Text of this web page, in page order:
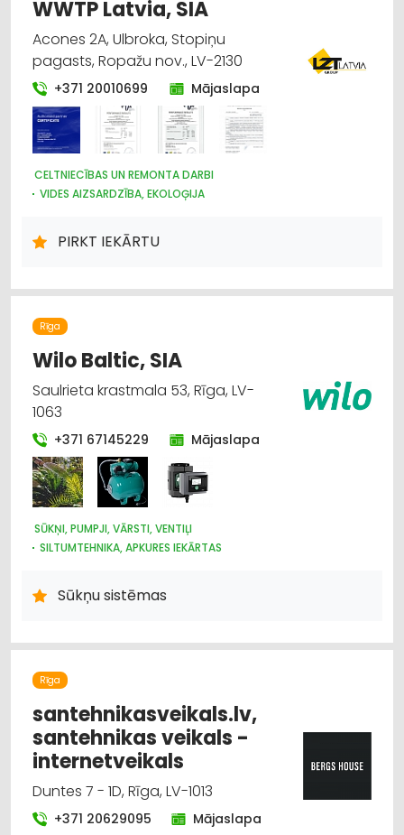
ELEKTROTEHNISKO IEKĀRTU UN ELEKTROMATERIĀLU
VAIRUMTIRDZNIECĪBA
ELEKTROTEHNISKO IEKĀRTU UN ELEKTROMATERIĀLU
TIRDZNIECĪBA
UGUNSDZĒSĪBAS UN UGUNSAIZSARDZĪBAS LĪDZEKĻI
AUTO ĶĪMIJA, AUTO KRĀSAS
HIGIĒNAS PRECES
APAVI: TIRDZNIECĪBA
HIDRAULISKĀS UN PNEIMATISKĀS IERĪCES
KRĀSAS, LAKAS, BŪVĶĪMIJA: VAIRUMTIRDZNIECĪBA
KRĀSAS, LAKAS, BŪVĶĪMIJA: TIRDZNIECĪBA
TELPĀM
AGROĶĪMIJA, MĒSLOŠANAS LĪDZEKĻI
WWTP Latvia, SIA
Acones 2A, Ulbroka, Stopiņu
pagasts, Ropažu nov., LV-2130
+371 20010699 Mājaslapa
CELTNIECĪBAS UN REMONTA DARBI
VIDES AIZSARDZĪBA, EKOLOĢIJA
ŪDENSAPGĀDE UN KANALIZĀCIJA
PIRKT IEKĀRTU
Rīga
Wilo Baltic, SIA
Saulrieta krastmala 53, Rīga, LV-
1063
+371 67145229 Mājaslapa
SŪKŅI, PUMPJI, VĀRSTI, VENTIĻI
SILTUMTEHNIKA, APKURES IEKĀRTAS
SILTUMAPGĀDE UN SILTUMTĪKLI
Sūkņu sistēmas
Rīga
santehnikasveikals.lv,
santehnikas veikals -
internetveikals
Duntes 7 - 1D, Rīga, LV-1013
+371 20629095 Mājaslapa